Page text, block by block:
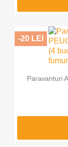
Paravanturi
-20 LEI